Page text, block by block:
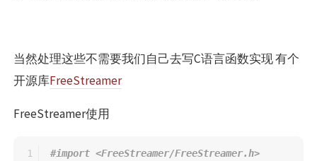
当然处理这些不需要我们自己去写C语言函数实现 有个
开源库FreeStreamer
FreeStreamer使用
1